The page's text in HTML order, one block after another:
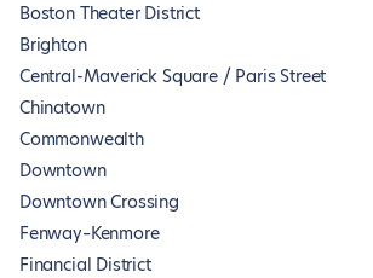
Boston Theater District
Brighton
Central-Maverick Square / Paris Street
Chinatown
Commonwealth
Downtown
Downtown Crossing
Fenway–Kenmore
Financial District